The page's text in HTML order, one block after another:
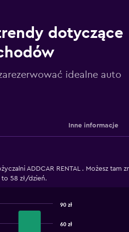
dotyczące
idealne auto
Inne informacje
ADDCAR RENTAL . Możesz tam
58 zł/dzień.
60 zł
90 zł